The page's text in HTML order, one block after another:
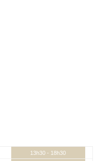
13h30 - 18h30